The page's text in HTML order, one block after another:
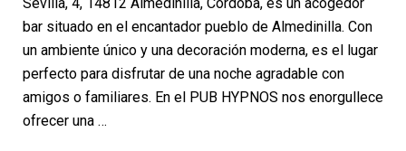
Sevilla, 4, 14812 Almedinilla, Córdoba, es un acogedor
bar situado en el encantador pueblo de Almedinilla. Con
un ambiente único y una decoración moderna, es el lugar
perfecto para disfrutar de una noche agradable con
amigos o familiares. En el PUB HYPNOS nos enorgullece
ofrecer una …